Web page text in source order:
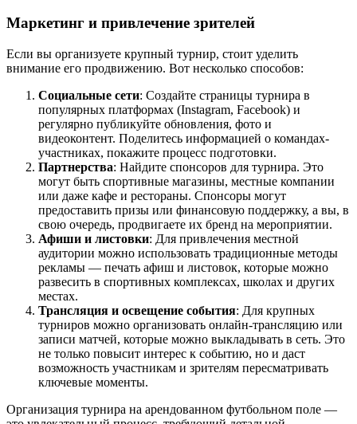
Маркетинг и привлечение зрителей
Если вы организуете крупный турнир, стоит уделить
внимание его продвижению. Вот несколько способов:
Социальные сети: Создайте страницы турнира в
популярных платформах (Instagram, Facebook) и
регулярно публикуйте обновления, фото и
видеоконтент. Поделитесь информацией о командах-
участниках, покажите процесс подготовки.
Партнерства: Найдите спонсоров для турнира. Это
могут быть спортивные магазины, местные компании
или даже кафе и рестораны. Спонсоры могут
предоставить призы или финансовую поддержку, а вы, в
свою очередь, продвигаете их бренд на мероприятии.
Афиши и листовки: Для привлечения местной
аудитории можно использовать традиционные методы
рекламы — печать афиш и листовок, которые можно
развесить в спортивных комплексах, школах и других
местах.
Трансляция и освещение события: Для крупных
турниров можно организовать онлайн-трансляцию или
записи матчей, которые можно выкладывать в сеть. Это
не только повысит интерес к событию, но и даст
возможность участникам и зрителям пересматривать
ключевые моменты.
Организация турнира на арендованном футбольном поле —